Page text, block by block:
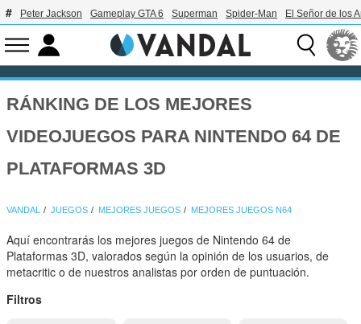
Peter Jackson Gameplay GTA 6 Superman Spider-Man El Señor de los
RÁNKING DE LOS MEJORES
VIDEOJUEGOS PARA NINTENDO 64 DE
PLATAFORMAS 3D
VANDAL JUEGOS MEJORES JUEGOS MEJORES JUEGOS N64
Aquí encontrarás los mejores juegos de Nintendo 64 de
Plataformas 3D, valorados según la opinión de los usuarios, de
metacritic o de nuestros analistas por orden de puntuación.
Filtros